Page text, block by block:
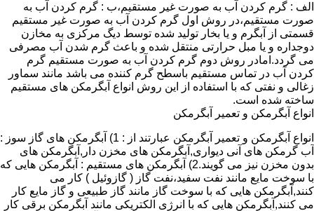
الف : گرم کردن آب به صورت غیر مستقیم،ب : گرم کردن آب به
صورت مستقیم،در روش اول گرم کردن آب به صورت غیر مستقیم
قسمتی از آبگرم و یا بخار تولید شده توسط دیگ مرکزی به مخازن
دوجداره و یا مبل حرارتی منتقل شده و باعث گرم شدن آب مصرفی
می گردد.امادر روش دوم گرم کردن آب به صورت مستقیم گرم
کردن آب در تماس مستقیم باسطح گرم کننده می باشد مانند سماور
زغالی و نفتی که با استفاده از این روش انواع آبگرمکن های مستقیم
ساخته شده است.
انواع آبگرمکن و تعمیر آبگرمکن
انواع آبگرمکن و تعمیر آبگرمکن عبارتند از : 1) آبگرمکن های گاز سوز :
آب گرمکن های آنی دیواری,آبگرمکن های مخزن دار,آبگرمکن های
بدون مخزن نیز می گویند.2) آبگرمکن های مستقیم : آبگرمکن هایی که
با سوخت مایع مانند نفت سفید،نفت گاز ( گازوئیل ) کار می
کنند,آبگرمکن هایی که با سوخت گاز مانند گاز طبیعی و گاز مایع کار
می کنند,آبگرمکن هایی که با انرژی الکتریکی مانند آبگرمکن برقی کار